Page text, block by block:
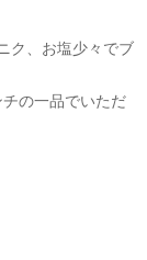
ク、お塩少々でブ
の一品でいただ